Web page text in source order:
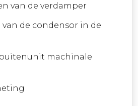
van de verdamper
de condensor in de
machinale